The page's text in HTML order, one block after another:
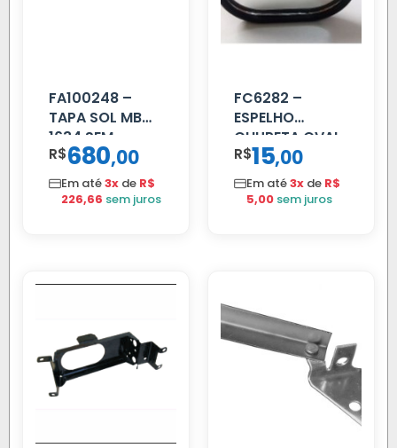
FA100248 –
TAPA SOL MB
1634 SEM
SUPORTE FIBRA
R$680,00
Em até3x de R$
226,66 sem juros
FC6282 –
ESPELHO
CHUPETA OVAL
R$15,00
Em até3x de R$
5,00 sem juros